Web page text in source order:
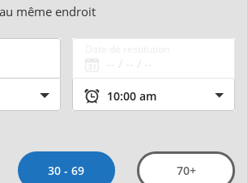
même endroit
30 - 69 70+